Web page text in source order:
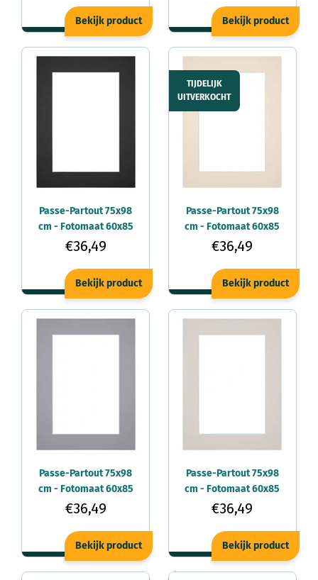
Bekijk product Bekijk product
Passe-Partout 75x98
cm - Fotomaat 60x85
cm - Zwart - Voor
€36,49
Bekijk product
TIJDELIJK
UITVERKOCHT
Passe-Partout 75x98
cm - Fotomaat 60x85
cm - Teinte - Voor
€36,49
Bekijk product
Passe-Partout 75x98
cm - Fotomaat 60x85
cm - Grijs - Voor
€36,49
Bekijk product
Passe-Partout 75x98
cm - Fotomaat 60x85
cm - Grijs Graniet -
€36,49
Bekijk product